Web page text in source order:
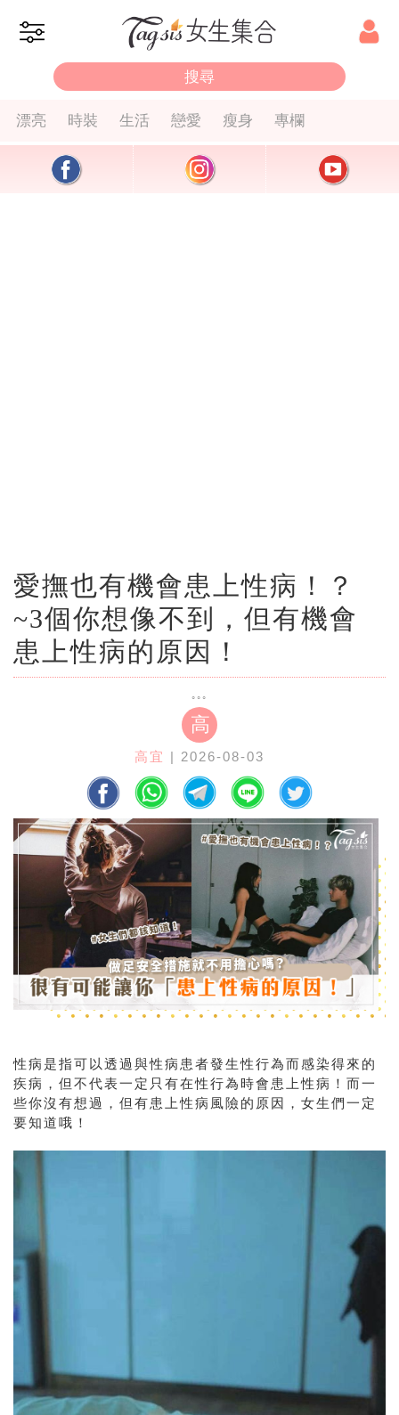
漂亮 時裝 生活 戀愛 瘦身 專欄
愛撫也有機會患上性病！？
~3個你想像不到，但有機會
患上性病的原因！
高
高宜 | 2026-08-03
性病是指可以透過與性病患者發生性行為而感染得來的
疾病，但不代表一定只有在性行為時會患上性病！而一
些你沒有想過，但有患上性病風險的原因，女生們一定
要知道哦！